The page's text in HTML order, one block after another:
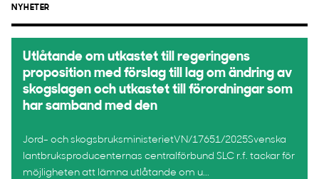
NYHETER
Utlåtande om utkastet till regeringens
proposition med förslag till lag om ändring av
skogslagen och utkastet till förordningar som
har samband med den
Jord- och skogsbruksministerietVN/17651/2025Svenska
lantbruksproducenternas centralförbund SLC r.f. tackar för
möjligheten att lämna utlåtande om u...